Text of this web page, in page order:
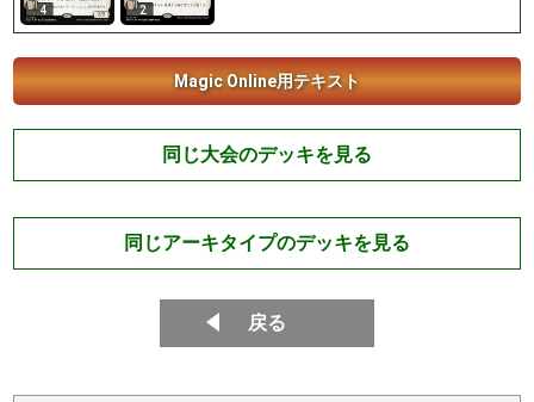
4 2
Magic Online用テキスト
同じ大会のデッキを見る
同じアーキタイプのデッキを見る
戻る